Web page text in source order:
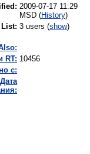
2009-07-17 11:29
MSD (History)
List: 3 users (show)
RT: 10456
с:
Дата